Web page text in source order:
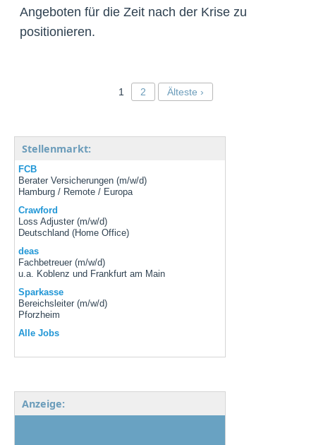
Angeboten für die Zeit nach der Krise zu
positionieren.
1 2 Älteste ›
Stellenmarkt:
FCB
Berater Versicherungen (m/w/d)
Hamburg / Remote / Europa
Crawford
Loss Adjuster (m/w/d)
Deutschland (Home Office)
deas
Fachbetreuer (m/w/d)
u.a. Koblenz und Frankfurt am Main
Sparkasse
Bereichsleiter (m/w/d)
Pforzheim
Alle Jobs
Anzeige: